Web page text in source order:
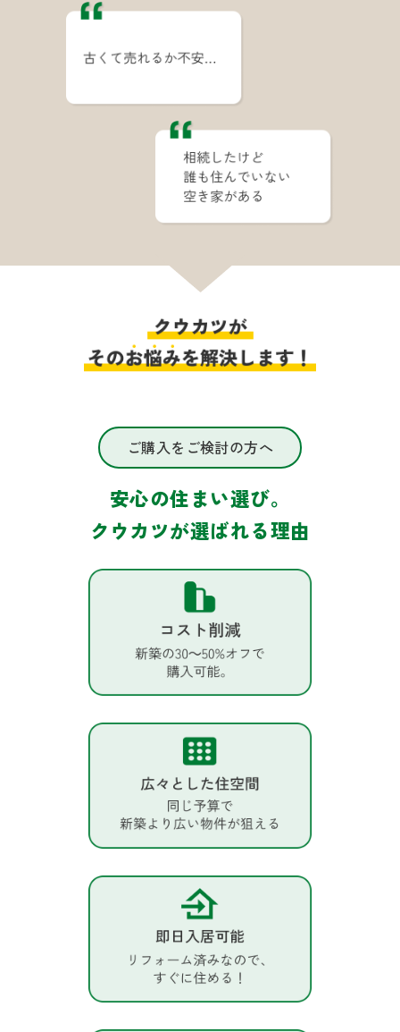
ご購入をご検討の方へ
安心の住まい選び。
クウカツが選ばれる理由